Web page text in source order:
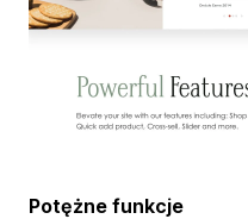
Potężne funkcje